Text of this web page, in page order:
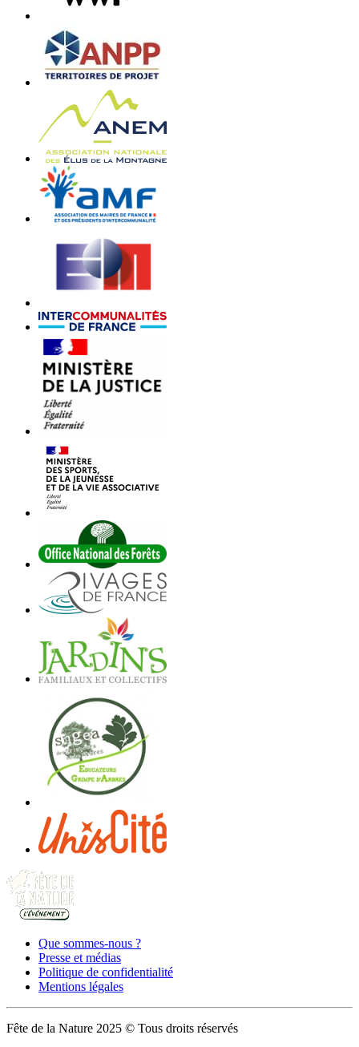
Que sommes-nous ?
Presse et médias
Politique de confidentialité
Mentions légales
Fête de la Nature 2025 © Tous droits réservés